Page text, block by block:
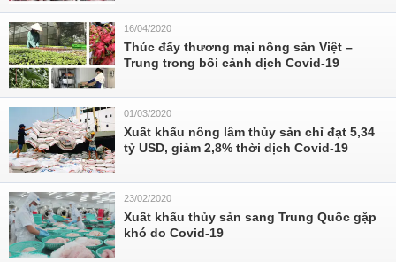
16/04/2020
Thúc đẩy thương mại nông sản Việt –
Trung trong bối cảnh dịch Covid-19
01/03/2020
Xuất khẩu nông lâm thủy sản chỉ đạt 5,34
tỷ USD, giảm 2,8% thời dịch Covid-19
23/02/2020
Xuất khẩu thủy sản sang Trung Quốc gặp
khó do Covid-19